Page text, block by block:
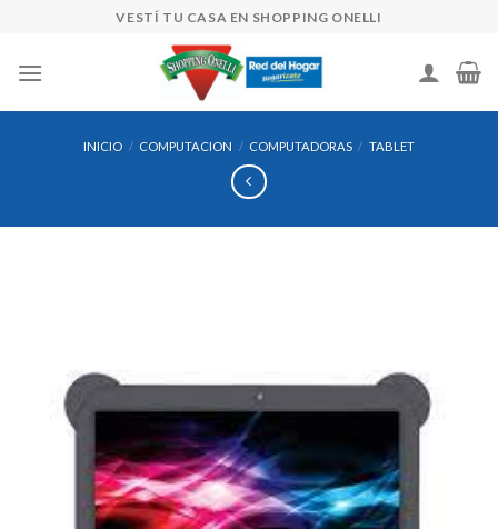
content
VESTÍ TU CASA EN SHOPPING ONELLI
INICIO / COMPUTACION / COMPUTADORAS / TABLET